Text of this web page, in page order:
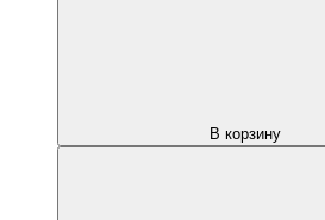
В корзину